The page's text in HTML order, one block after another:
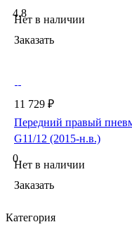
4.8
Нет в наличии
Заказать
11 729 ₽
Передний правый
G11/12 (2015-н.в.)
0
Нет в наличии
Заказать
Категория